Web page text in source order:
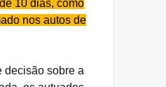
10 dias, como
nos autos de
decisão sobre a